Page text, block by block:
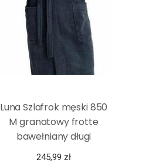
Luna Szlafrok męski 850
M granatowy frotte
bawełniany długi
245,99 zł